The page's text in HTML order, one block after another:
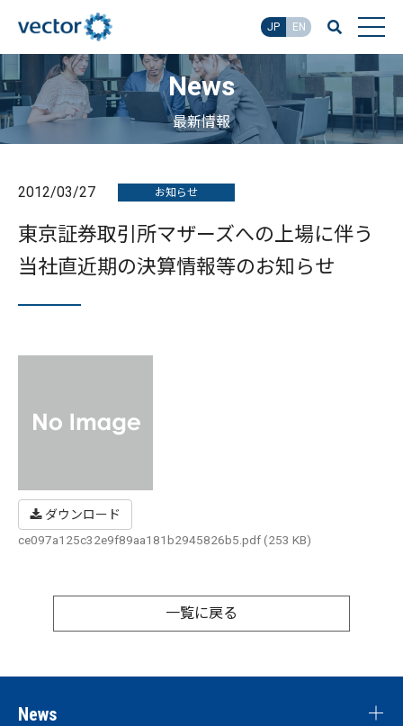
JP EN
News
最新情報
2012/03/27 お知らせ
東京証券取引所マザーズへの上場に伴う
当社直近期の決算情報等のお知らせ
ダウンロード
ce097a125c32e9f89aa181b2945826b5.pdf (253 KB)
一覧に戻る
News